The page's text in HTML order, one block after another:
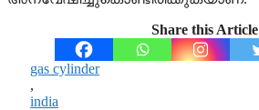
Share this Article
gas cylinder
,
india